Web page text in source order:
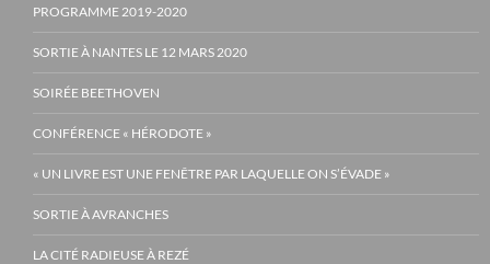
PROGRAMME 2019-2020
SORTIE À NANTES LE 12 MARS 2020
SOIRÉE BEETHOVEN
CONFÉRENCE « HÉRODOTE »
« UN LIVRE EST UNE FENÊTRE PAR LAQUELLE ON S’ÉVADE »
SORTIE À AVRANCHES
LA CITÉ RADIEUSE À REZÉ